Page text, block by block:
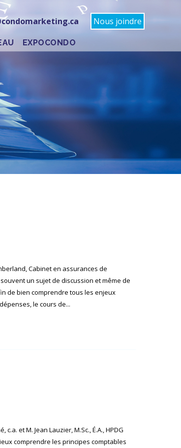
Nous joindre
EXPOCONDO
Cabinet en assurances de
un sujet de discussion et même de
de bien comprendre tous les enjeux
le cours de...
et M. Jean Lauzier, M.Sc., É.A., HPDG
comprendre les principes comptables